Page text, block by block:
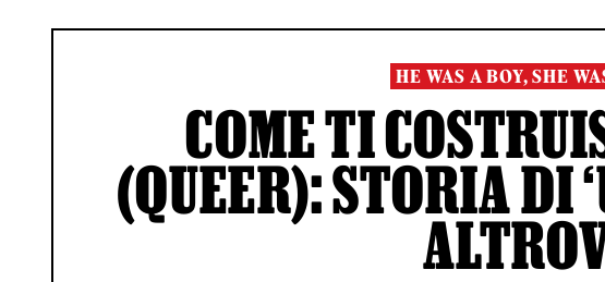
HE WAS A BOY, SHE
COME TI
(QUEER): STORIA DI